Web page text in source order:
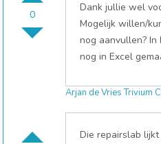
0
Dank jullie wel
Mogelijk willen/
nog aanvullen?
nog in Excel
Arjan de Vries Trivium
Die repairslab